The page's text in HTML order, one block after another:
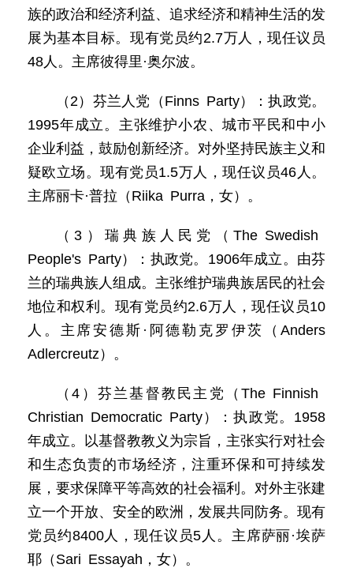
族的政治和经济利益、追求经济和精神生活的发
展为基本目标。现有党员约2.7万人，现任议员
48人。主席彼得里·奥尔波。
（2）芬兰人党（Finns Party）：执政党。
1995年成立。主张维护小农、城市平民和中小
企业利益，鼓励创新经济。对外坚持民族主义和
疑欧立场。现有党员1.5万人，现任议员46人。
主席丽卡·普拉（Riika Purra，女）。
（3）瑞典族人民党（The Swedish
People's Party）：执政党。1906年成立。由芬
兰的瑞典族人组成。主张维护瑞典族居民的社会
地位和权利。现有党员约2.6万人，现任议员10
人。主席安德斯·阿德勒克罗伊茨（Anders
Adlercreutz）。
（4）芬兰基督教民主党（The Finnish
Christian Democratic Party）：执政党。1958
年成立。以基督教教义为宗旨，主张实行对社会
和生态负责的市场经济，注重环保和可持续发
展，要求保障平等高效的社会福利。对外主张建
立一个开放、安全的欧洲，发展共同防务。现有
党员约8400人，现任议员5人。主席萨丽·埃萨
耶（Sari Essayah，女）。